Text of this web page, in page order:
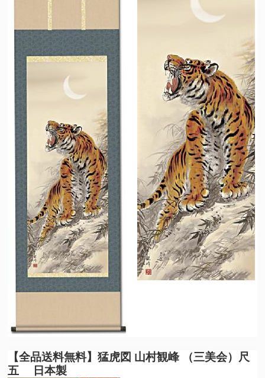
【全品送料無料】猛虎図 山村観峰 （三美会）尺
五 日本製